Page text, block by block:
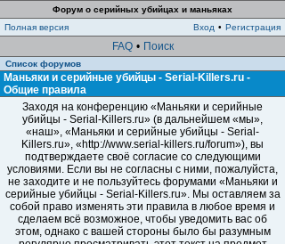
Форум о серийных убийцах и маньяках
Полная версия
Вход • Регистрация
FAQ • Поиск
Список форумов
Маньяки и серийные убийцы - Serial-Killers.ru -
Общие правила
Заходя на конференцию «Маньяки и серийные
убийцы - Serial-Killers.ru» (в дальнейшем «мы»,
«наш», «Маньяки и серийные убийцы - Serial-
Killers.ru», «http://www.serial-killers.ru/forum»), вы
подтверждаете своё согласие со следующими
условиями. Если вы не согласны с ними, пожалуйста,
не заходите и не пользуйтесь форумами «Маньяки и
серийные убийцы - Serial-Killers.ru». Мы оставляем за
собой право изменять эти правила в любое время и
сделаем всё возможное, чтобы уведомить вас об
этом, однако с вашей стороны было бы разумным